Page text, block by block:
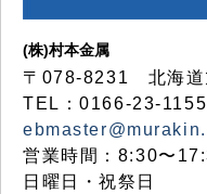
(株)村本金属
〒078-8231 北海道
TEL：0166-23-
営業時間：8:30〜
日曜日・祝祭日